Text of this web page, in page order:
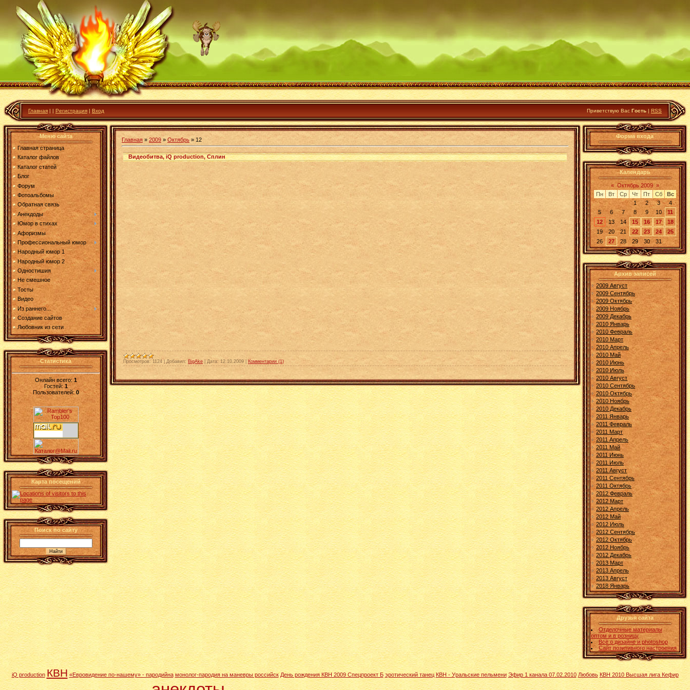
Главная | | Регистрация | Вход Приветствую Вас Гость | RSS
Меню сайта
Главная страница
Каталог файлов
Каталог статей
Блог
Форум
Фотоальбомы
Обратная связь
Анекдоды
Юмор в стихах
Афоризмы
Профессиональный юмор
Народный юмор 1
Народный юмор 2
Одностишия
Не смешное
Тосты
Видео
Из раннего...
Создание сайтов
Любовник из сети
Статистика
Онлайн всего:1
Гостей:1
Пользователей: 0
Карта посещений
Поиск по сайту
Главная » 2009 » Октябрь » 12
Видеобитва, iQ production, Сплин
Просмотров: 1124 Добавил: BigAke |Дата: 12.10.2009 Комментарии (1)
Форма входа
Календарь
« Октябрь 2009 »
Пн
Вт Ср Чт Пт Сб
Вс
1
2 3
4
5
6 7 8 9 10
11
12
13 14 15 16 17
18
19
20 21 22 23 24
25
26
27 28 29 30 31
Архив записей
2009 Август
2009 Сентябрь
2009 Октябрь
2009 Ноябрь
2009 Декабрь
2010 Январь
2010 Февраль
2010 Март
2010 Апрель
2010 Май
2010 Июнь
2010 Июль
2010 Август
2010 Сентябрь
2010 Октябрь
2010 Ноябрь
2010 Декабрь
2011 Январь
2011 Февраль
2011 Март
2011 Апрель
2011 Май
2011 Июнь
2011 Июль
2011 Август
2011 Сентябрь
2011 Октябрь
2012 Февраль
2012 Март
2012 Апрель
2012 Май
2012 Июль
2012 Сентябрь
2012 Октябрь
2012 Ноябрь
2012 Декабрь
2013 Март
2013 Апрель
2013 Август
2018 Январь
Друзья сайта
Отделочные материалы
оптом и в розницу
Всё о дизайне и photoshop
Сайт позитивного настроения
iQ production КВН «Евровидение по-нашему» - пародийна монолог-пародия на маневры российск День рождения КВН 2009 Спецпроект Б эротический танец КВН - Уральские пельмени Эфир 1 канала 07.02.2010 Любовь КВН 2010 Высшая лига Кефир